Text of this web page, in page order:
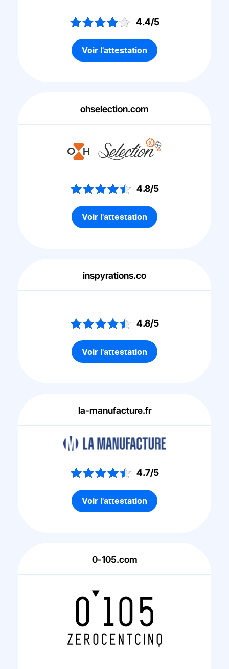
4.4/5
Voir l'attestation
ohselection.com
4.8/5
Voir l'attestation
inspyrations.co
4.8/5
Voir l'attestation
la-manufacture.fr
4.7/5
Voir l'attestation
0-105.com